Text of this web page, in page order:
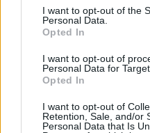
consent section.
I want to opt-out of the
Personal Data.
Opted In
I want to opt-out of
Personal Data for
Opted In
I want to opt-out of
Retention, Sale, and/or
Personal Data that Is
Népszerű